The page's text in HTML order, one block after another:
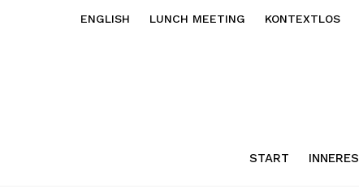
ENGLISH LUNCH MEETING KONTEXTLOS
START INNERES